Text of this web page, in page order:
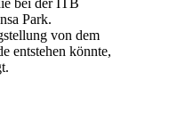
Park.
von dem
entstehen könnte,